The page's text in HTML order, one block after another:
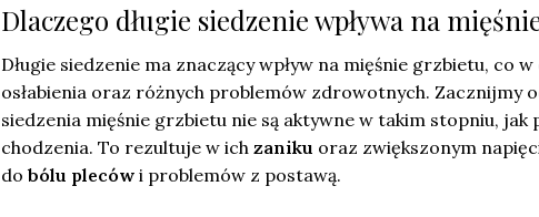
Dlaczego długie siedzenie wpływa na
Długie siedzenie ma znaczący wpływ na mięśnie grzbietu, co
osłabienia oraz różnych problemów zdrowotnych. Zacznijmy
siedzenia mięśnie grzbietu nie są aktywne w takim stopniu, jak
chodzenia. To rezultuje w ich zaniku oraz zwiększonym
do bólu pleców i problemów z postawą.